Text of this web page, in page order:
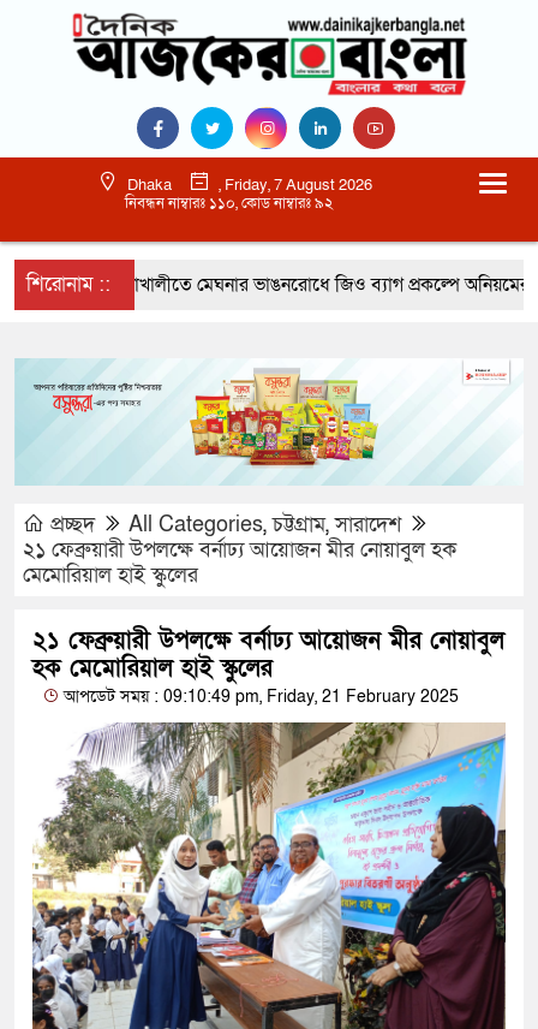
Dhaka
, Friday, 7 August 2026
নিবন্ধন নাম্বারঃ ১১০, কোড নাম্বারঃ ৯২
শিরোনাম ::
নোয়াখালীতে মেঘনার ভাঙনরোধে জিও ব্যাগ প্রকল্পে অনিয়মের
প্রচ্ছদ All Categories,চট্টগ্রাম,সারাদেশ
২১ ফেব্রুয়ারী উপলক্ষে বর্নাঢ্য আয়োজন মীর নোয়াবুল হক
মেমোরিয়াল হাই স্কুলের
২১ ফেব্রুয়ারী উপলক্ষে বর্নাঢ্য আয়োজন মীর নোয়াবুল
হক মেমোরিয়াল হাই স্কুলের
আপডেট সময় : 09:10:49 pm, Friday, 21 February 2025